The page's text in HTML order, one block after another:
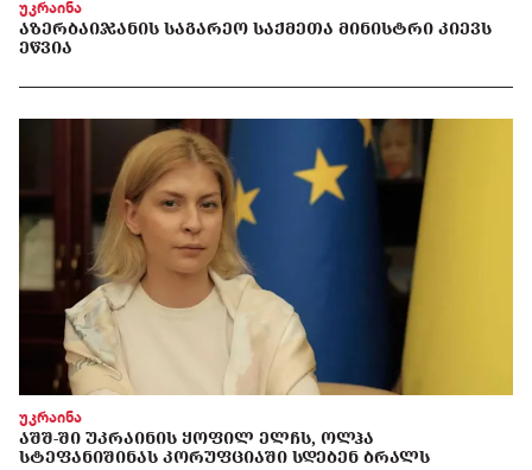
უკრაინა
ᲐᲖᲔᲠᲑᲐᲘᲯᲐᲜᲘᲡ ᲡᲐᲒᲐᲠᲔᲝ ᲡᲐᲥᲛᲔᲗᲐ ᲛᲘᲜᲘᲡᲢᲠᲘ ᲙᲘᲔᲕᲡ
ᲔᲬᲕᲘᲐ
უკრაინა
ᲐᲨᲨ-ᲨᲘ ᲣᲙᲠᲐᲘᲜᲘᲡ ᲧᲝᲤᲘᲚ ᲔᲚᲩᲡ, ᲝᲚᲰᲐ
ᲡᲢᲔᲤᲐᲜᲘᲨᲘᲜᲐᲡ ᲙᲝᲠᲣᲤᲪᲘᲐᲨᲘ ᲡᲓᲔᲑᲔᲜ ᲑᲠᲐᲚᲡ